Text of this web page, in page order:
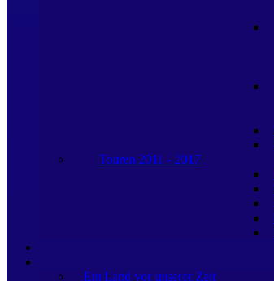
Touren 2011 - 2017
Ein Land vor unserer Zeit